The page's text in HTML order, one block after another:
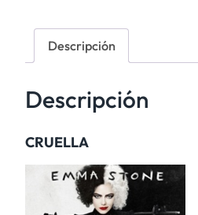
Descripción
Descripción
CRUELLA